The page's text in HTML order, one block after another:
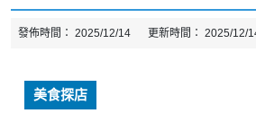
發佈時間： 2025/12/14 更新時間： 2025/12/
美食探店